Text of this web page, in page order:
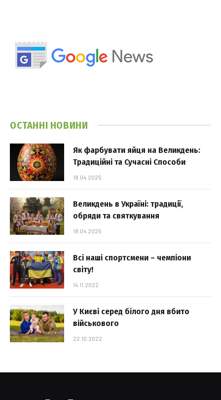
ОСТАННІ НОВИНИ
Як фарбувати яйця на Великдень:
Традиційні та Сучасні Способи
18.04.2025
Великдень в Україні: традиції,
обряди та святкування
18.04.2025
Всі наші спортсмени – чемпіони
світу!
14.11.2022
У Києві серед білого дня вбито
військового
22.10.2022